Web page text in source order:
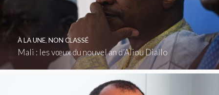
Mali : les vœux du nouvel an d’Aliou Diallo
À LA UNE, NON CLASSÉ